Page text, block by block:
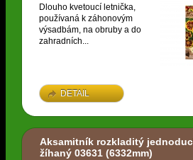
Dlouho kvetoucí letnička,
používaná k záhonovým
výsadbám, na obruby a do
zahradních...
DETAIL
Aksamitník rozkladitý
žíhaný 03631 (6332mm)